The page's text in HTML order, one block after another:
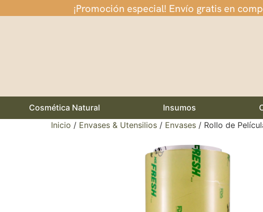
¡Promoción especial! Envío gratis en
Cosmética Natural Insumos
Inicio / Envases & Utensilios / Envases / Rollo de